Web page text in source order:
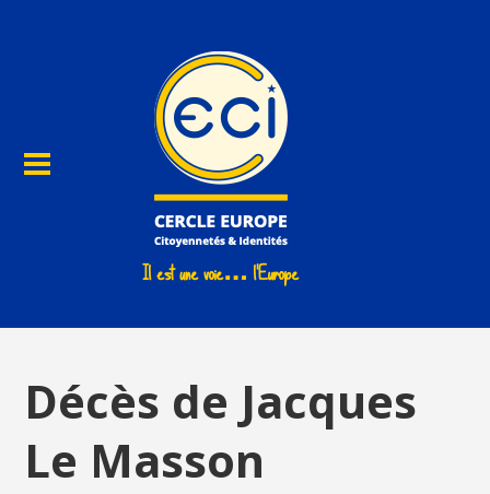
Décès de Jacques
Le Masson